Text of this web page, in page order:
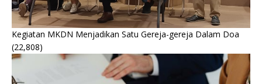
Kegiatan MKDN Menjadikan Satu Gereja-gereja Dalam Doa
(22,808)